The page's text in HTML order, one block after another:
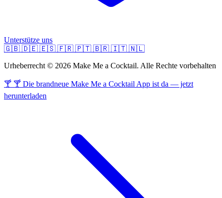
Unterstütze uns
🇬🇧 🇩🇪 🇪🇸 🇫🇷 🇵🇹 🇧🇷 🇮🇹 🇳🇱
Urheberrecht © 2026 Make Me a Cocktail. Alle Rechte vorbehalten
🍸 🍸 Die brandneue Make Me a Cocktail App ist da — jetzt
herunterladen